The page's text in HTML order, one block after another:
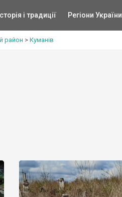
Історія і традиції Регіони України
район > Куманів